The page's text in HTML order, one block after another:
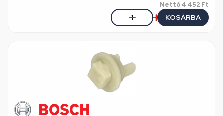
Nettó4 452 Ft
KOSÁRBA